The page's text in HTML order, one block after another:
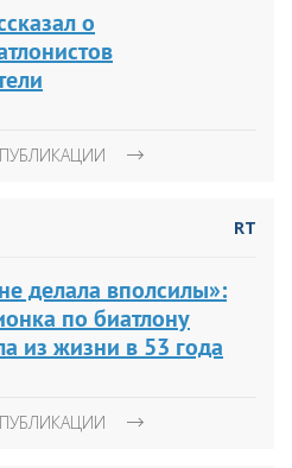
о
RT
делала вполсилы»:
по биатлону
из жизни в 53 года